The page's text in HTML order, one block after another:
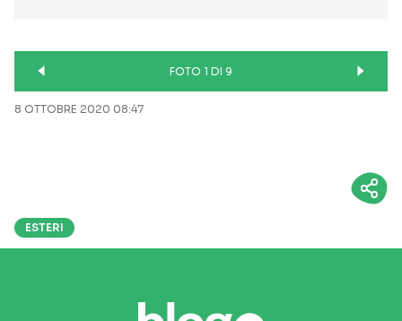
FOTO 1 DI 9
8 OTTOBRE 2020 08:47
ESTERI